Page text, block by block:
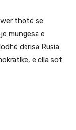
thotë se
mungesa e
derisa Rusia
e cila sot